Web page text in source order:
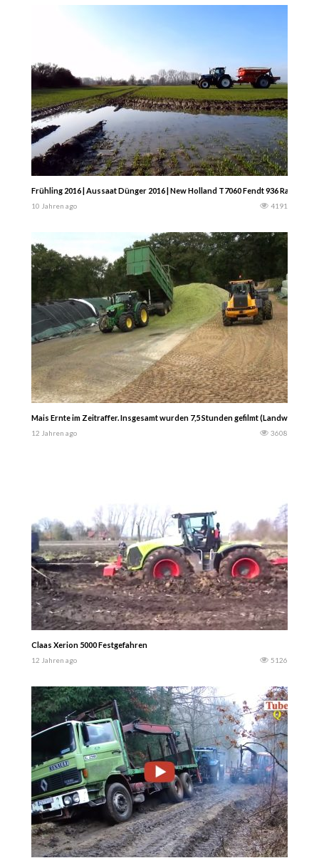
Frühling 2016 | Aussaat Dünger 2016 | New Holland T7060 Fendt 936 Rauch
10 Jahren ago 4191
Mais Ernte im Zeitraffer. Insgesamt wurden 7,5 Stunden gefilmt
12 Jahren ago 3608
Claas Xerion 5000 Festgefahren
12 Jahren ago 5126